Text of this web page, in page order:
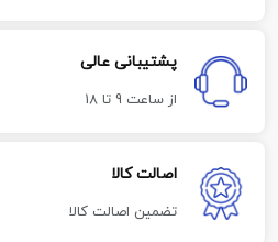
پشتیبانی عالی
از ساعت 9 تا 18
اصالت کالا
تضمین اصالت کالا